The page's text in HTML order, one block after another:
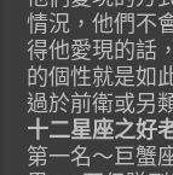
情況，他們不
得他愛現的話
的個性就是如
過於前衛或另
十二星座之好
第一名～巨蟹